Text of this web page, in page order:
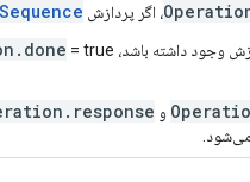
وجود داشته باشد، = true و